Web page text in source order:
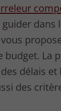
dans
budget. La
délais
des